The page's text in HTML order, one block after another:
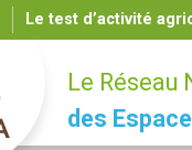
Le test d’activité
Le Réseau
des